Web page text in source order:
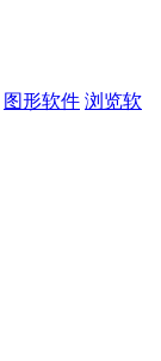
图形软件 浏览软